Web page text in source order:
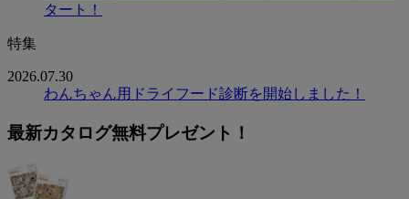
タート！
特集
2026.07.30
わんちゃん用ドライフード診断を開始しました！
最新カタログ無料プレゼント！